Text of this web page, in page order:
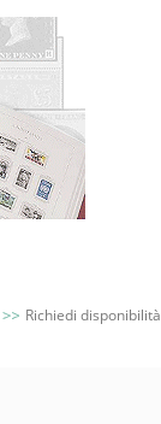
Richiedi disponibilità